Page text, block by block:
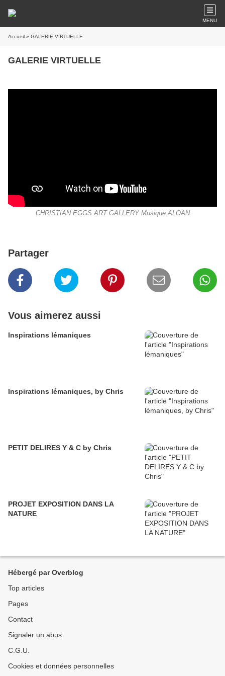
MENU
Accueil » GALERIE VIRTUELLE
GALERIE VIRTUELLE
CHRISTIAN EGGS ART GALLERY Musique ALOAN
Partager
Vous aimerez aussi
Inspirations lémaniques
Inspirations lémaniques, by Chris
PETIT DELIRES Y & C by Chris
PROJET EXPOSITION DANS LA
NATURE
Hébergé par Overblog
Top articles
Pages
Contact
Signaler un abus
C.G.U.
Cookies et données personnelles